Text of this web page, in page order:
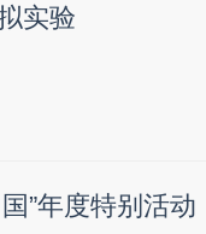
实验
”年度特别活动